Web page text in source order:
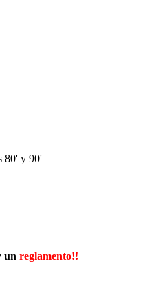
80' y 90'
un reglamento!!